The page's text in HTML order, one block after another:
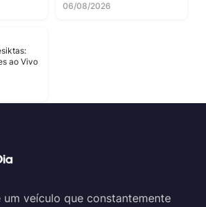
06/08/2026
ao Vivo
um veículo que constantemente